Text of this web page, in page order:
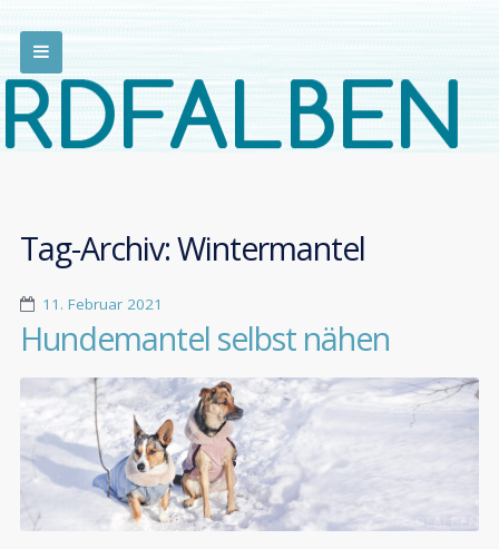
Tag-Archiv:Wintermantel
11. Februar 2021
Hundemantel selbst nähen